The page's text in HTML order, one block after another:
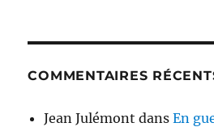
COMMENTAIRES
Jean Julémont dansEn